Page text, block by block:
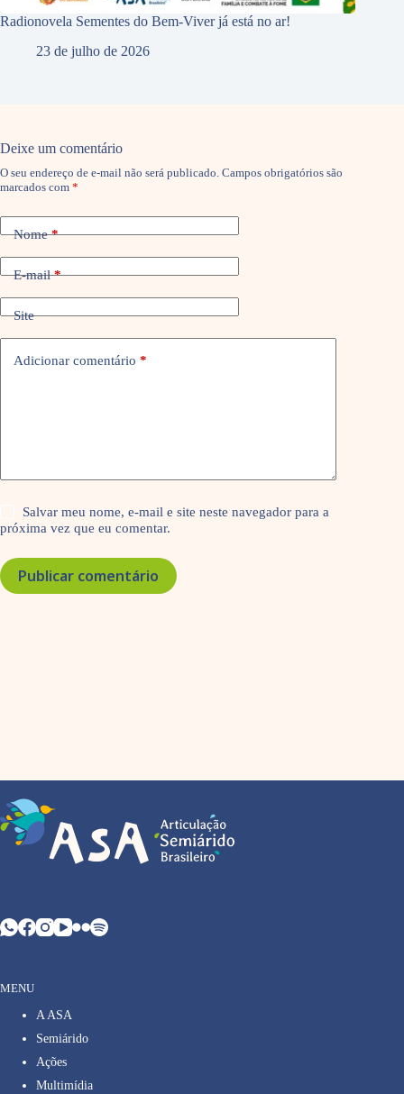
Radionovela Sementes do Bem-Viver já está no ar!
23 de julho de 2026
Deixe um comentário
O seu endereço de e-mail não será publicado. Campos obrigatórios são
marcados com *
Nome*
E-mail*
Site
Adicionar comentário *
Salvar meu nome, e-mail e site neste navegador para a
próxima vez que eu comentar.
Publicar comentário
MENU
A ASA
Semiárido
Ações
Multimídia